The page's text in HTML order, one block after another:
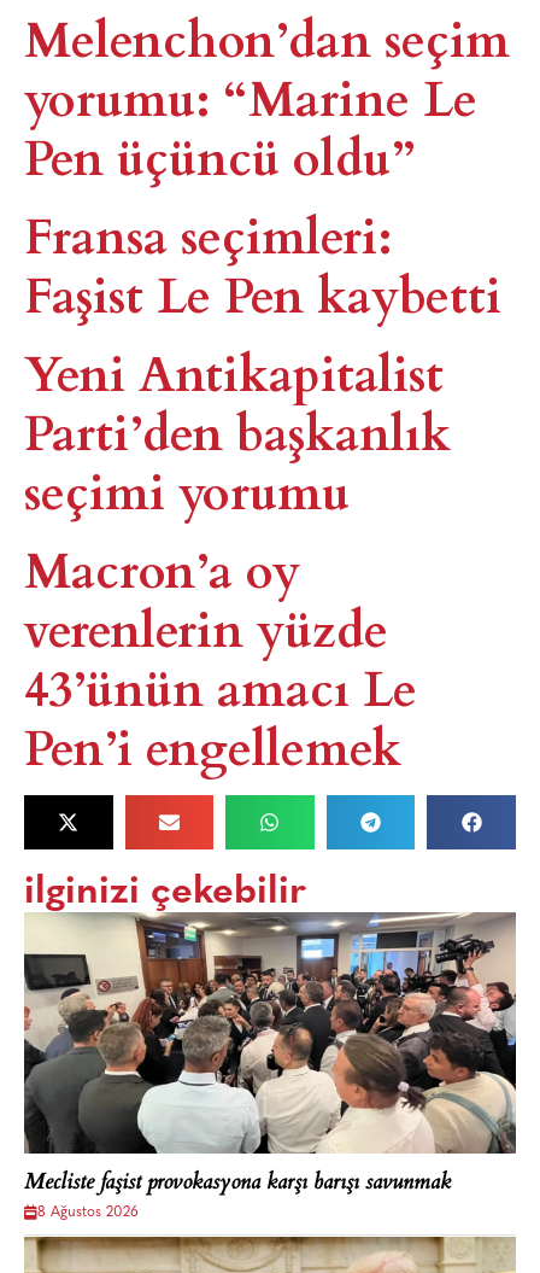
Melenchon’dan seçim
yorumu: “Marine Le
Pen üçüncü oldu”​
Fransa seçimleri:
Faşist Le Pen kaybetti
Yeni Antikapitalist
Parti’den başkanlık
seçimi yorumu
Macron’a oy
verenlerin yüzde
43’ünün amacı Le
Pen’i engellemek​
ilginizi çekebilir
Mecliste faşist provokasyona karşı barışı savunmak
8 Ağustos 2026